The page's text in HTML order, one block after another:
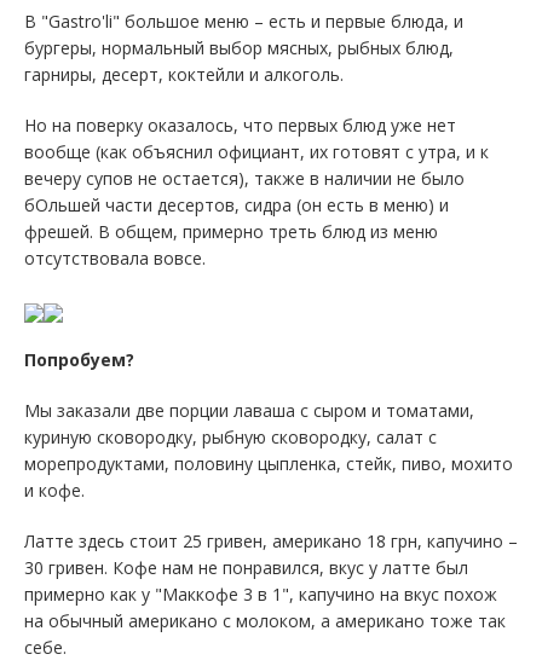
В "Gastro'li" большое меню – есть и первые блюда, и
бургеры, нормальный выбор мясных, рыбных блюд,
гарниры, десерт, коктейли и алкоголь.
Но на поверку оказалось, что первых блюд уже нет
вообще (как объяснил официант, их готовят с утра, и к
вечеру супов не остается), также в наличии не было
бОльшей части десертов, сидра (он есть в меню) и
фрешей. В общем, примерно треть блюд из меню
отсутствовала вовсе.
Попробуем?
Мы заказали две порции лаваша с сыром и томатами,
куриную сковородку, рыбную сковородку, салат с
морепродуктами, половину цыпленка, стейк, пиво, мохито
и кофе.
Латте здесь стоит 25 гривен, американо 18 грн, капучино –
30 гривен. Кофе нам не понравился, вкус у латте был
примерно как у "Маккофе 3 в 1", капучино на вкус похож
на обычный американо с молоком, а американо тоже так
себе.